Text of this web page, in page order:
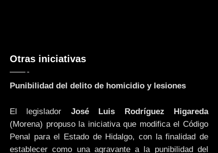
Otras iniciativas
Punibilidad del delito de homicidio y lesiones
El legislador José Luis Rodríguez Higareda
(Morena) propuso la iniciativa que modifica el Código
Penal para el Estado de Hidalgo, con la finalidad de
establecer como una agravante a la punibilidad del